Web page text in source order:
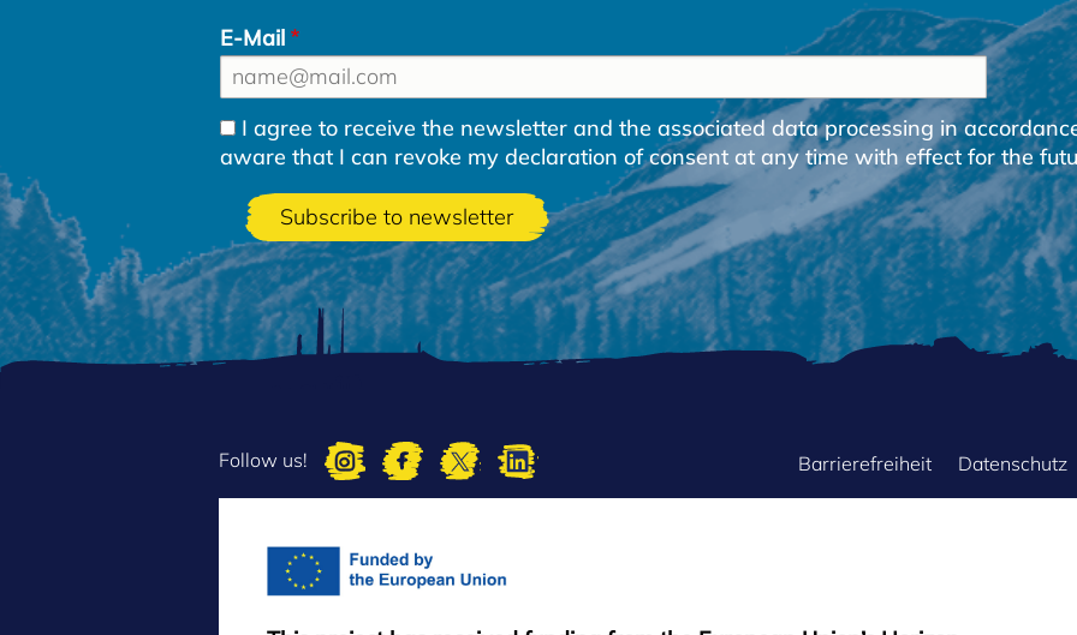
E-Mail
I agree to receive the newsletter and the associated data processing in
aware that I can revoke my declaration of consent at any time with effect for the
Follow us!
FOOTER
Barrierefreiheit Datenschutz